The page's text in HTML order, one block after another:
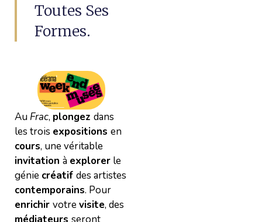
Toutes Ses
Formes.
Au Frac, plongez dans
les trois expositions en
cours, une véritable
invitation à explorer le
génie créatif des artistes
contemporains. Pour
enrichir votrevisite, des
médiateurs seront